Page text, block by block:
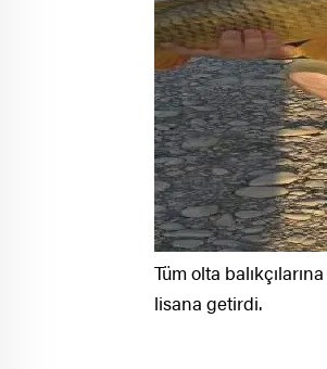
Tüm olta
lisana getirdi.